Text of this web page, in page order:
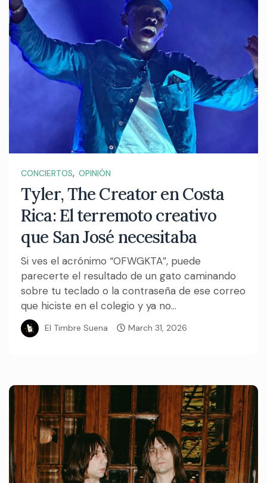
CONCIERTOS, OPINIÓN
Tyler, The Creator en Costa
Rica: El terremoto creativo
que San José necesitaba
Si ves el acrónimo “OFWGKTA”, puede
parecerte el resultado de un gato caminando
sobre tu teclado o la contraseña de ese correo
que hiciste en el colegio y ya no...
El Timbre Suena March 31, 2026